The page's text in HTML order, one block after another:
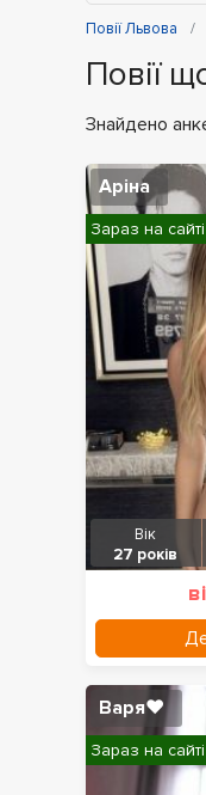
Повії Львова
Повії
Знайдено
Аріна
Вік
27 років
Зараз на сайті
Варя❤️
Зараз на сайті